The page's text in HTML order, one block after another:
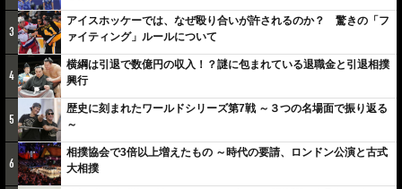
3
アイスホッケーでは、なぜ殴り合いが許されるのか？ 驚きの「フ
ァイティング」ルールについて
4
横綱は引退で数億円の収入！？謎に包まれている退職金と引退相撲
興行
5
歴史に刻まれたワールドシリーズ第7戦 ～３つの名場面で振り返る
～
6
相撲協会で3倍以上増えたもの ～時代の要請、ロンドン公演と古式
大相撲